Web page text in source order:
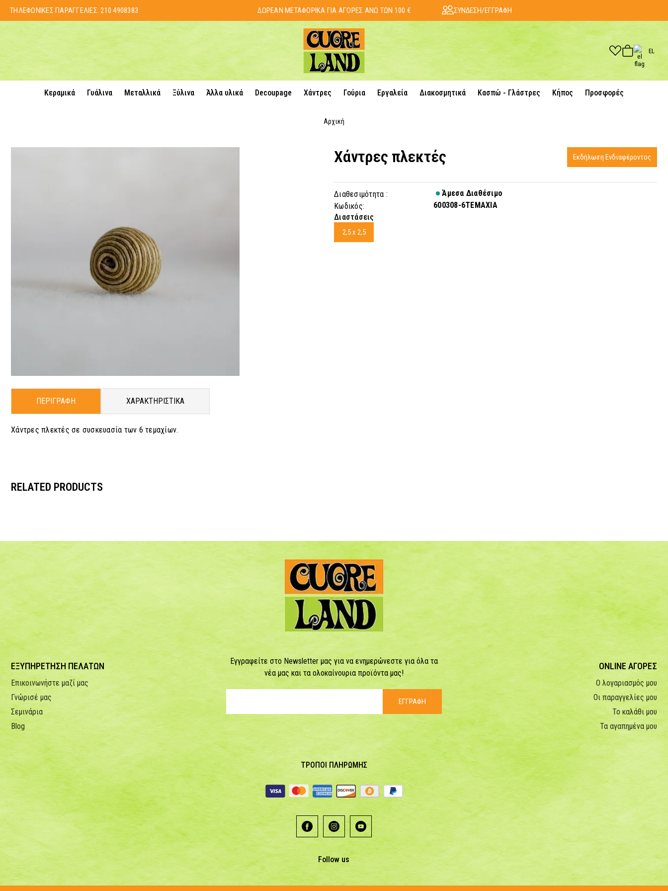
ΤΗΛΕΦΩΝΙΚΕΣ ΠΑΡΑΓΓΕΛΙΕΣ:210 4908383 ΔΩΡΕΑΝ ΜΕΤΑΦΟΡΙΚΑ ΓΙΑ ΑΓΟΡΕΣ ΑΝΩ ΤΩΝ 100 € ΣΥΝΔΕΣΗ/ΕΓΓΡΑΦΗ
EL
Κεραμικά Γυάλινα Μεταλλικά Ξύλινα Άλλα υλικά Decoupage Χάντρες Γούρια Εργαλεία Διακοσμητικά Κασπώ - Γλάστρες Κήπος Προσφορές
Αρχική
Χάντρες πλεκτές
Διαθεσιμότητα :
Άμεσα Διαθέσιμο
Κωδικός:
600308-6ΤΕΜΑΧΙΑ
Διαστάσεις
2,5 x 2,5
ΠΕΡΙΓΡΑΦΗ ΧΑΡΑΚΤΗΡΙΣΤΙΚΑ
Χάντρες πλεκτές σε συσκευασία των 6 τεμαχίων.
Εκδήλωση Ενδιαφέροντος
RELATED PRODUCTS
ΕΞΥΠΗΡΕΤΗΣΗ ΠΕΛΑΤΩΝ
Επικοινωνήστε μαζί μας
Γνώρισέ μας
Σεμινάρια
Blog
Εγγραφείτε στο Newsletter μας για να ενημερώνεστε για όλα τα
νέα μας και τα ολοκαίνουρια προϊόντα μας!
ΕΓΓΡΑΦΗ
ONLINE ΑΓΟΡΕΣ
Ο λογαριασμός μου
Οι παραγγελίες μου
Το καλάθι μου
Τα αγαπημένα μου
ΤΡΟΠΟΙ ΠΛΗΡΩΜΗΣ
Follow us